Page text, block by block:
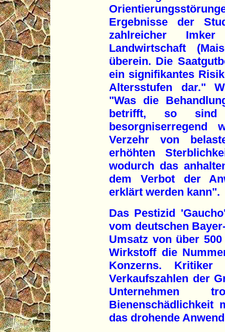
Ergebnisse der
zahlreicher
Landwirtschaft
überein. Die
ein signifikantes
Altersstufen dar."
"Was die
betrifft, so sind
besorgniserregend
Verzehr von
erhöhten
wodurch das
dem Verbot der
erklärt werden kann".
Das Pestizid
vom deutschen
Umsatz von über
Wirkstoff die
Konzerns.
Verkaufszahlen der
Unternehmen
Bienenschädlichkeit
das drohende